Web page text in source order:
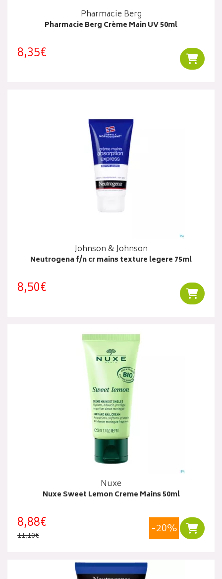
Pharmacie Berg
Pharmacie Berg Crème Main UV 50ml
8,35€
Johnson & Johnson
Neutrogena f/n cr mains texture legere 75ml
8,50€
Nuxe
Nuxe Sweet Lemon Creme Mains 50ml
8,88€
11,10€ -20%